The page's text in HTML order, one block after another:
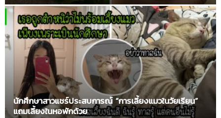
นักศึกษาสาวแชร์ประสบการณ์ “การเลี้ยงแมวในวัยเรียน”
แถมเลี้ยงในหอพักด้วย